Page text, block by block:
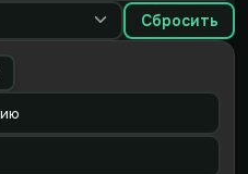
Сбросить